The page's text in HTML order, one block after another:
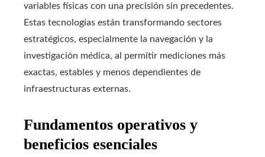
variables físicas con una precisión sin precedentes.
Estas tecnologías están transformando sectores
estratégicos, especialmente la navegación y la
investigación médica, al permitir mediciones más
exactas, estables y menos dependientes de
infraestructuras externas.
Fundamentos operativos y
beneficios esenciales